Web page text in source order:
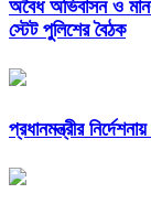
অবৈধ অভিবাসন ও
স্টেট পুলিশের বৈঠক
প্রধানমন্ত্রীর